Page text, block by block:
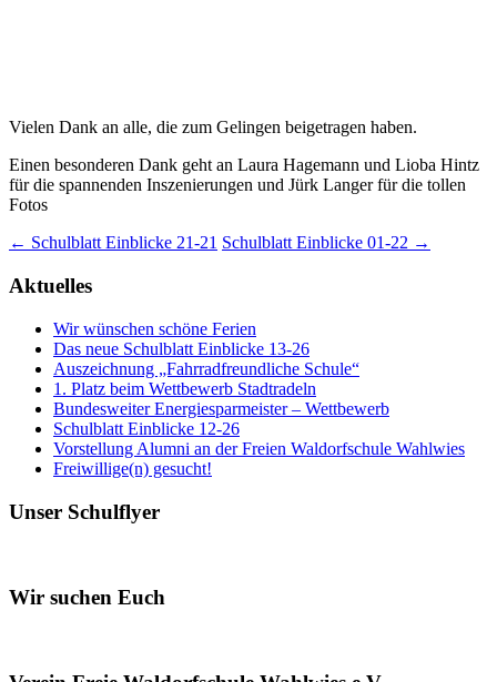
Vielen Dank an alle, die zum Gelingen beigetragen haben.
Einen besonderen Dank geht an Laura Hagemann und Lioba Hintz
für die spannenden Inszenierungen und Jürk Langer für die tollen
Fotos
Beitragsnavigation
← Schulblatt Einblicke 21-21 Schulblatt Einblicke 01-22 →
Aktuelles
Wir wünschen schöne Ferien
Das neue Schulblatt Einblicke 13-26
Auszeichnung „Fahrradfreundliche Schule“
1. Platz beim Wettbewerb Stadtradeln
Bundesweiter Energiesparmeister – Wettbewerb
Schulblatt Einblicke 12-26
Vorstellung Alumni an der Freien Waldorfschule Wahlwies
Freiwillige(n) gesucht!
Unser Schulflyer
Wir suchen Euch